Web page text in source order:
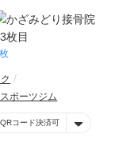
ポーツジム
QRコード決済可